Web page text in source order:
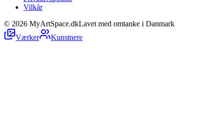
Vilkår
© 2026 MyArtSpace.dkLavet med omtanke i Danmark
Værker
Kunstnere